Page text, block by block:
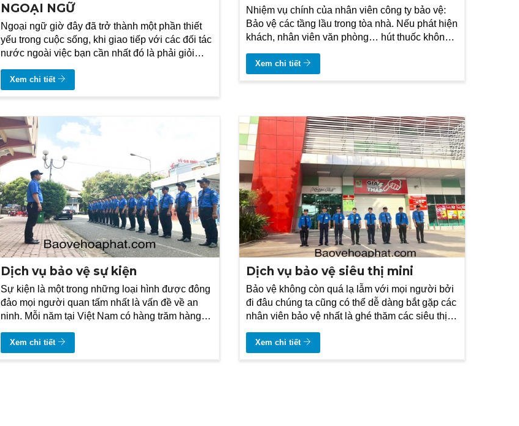
NGOẠI NGỮ
Ngoại ngữ giờ đây đã trở thành một phần thiết
yếu trong cuộc sống, khi giao tiếp với các đối tác
nước ngoài việc bạn cần nhất đó là phải giỏi
đối tác tác
Xem chi tiết
Nhiệm vụ chính của nhân viên công ty bảo vệ:
Bảo vệ các tầng lầu trong tòa nhà. Nếu phát hiện
khách, nhân viên văn phòng… hút thuốc không
Xem chi tiết
Dịch vụ bảo vệ sự kiện
Sự kiện là một trong những loại hình được đông
đảo mọi người quan tấm nhất là vấn đề về an
ninh. Mỗi năm tại Việt Nam có hàng trăm hàng
Xem chi tiết
Dịch vụ bảo vệ siêu thị mini
Bảo vệ không còn quá lạ lẫm với mọi người bởi
đi đâu chúng ta cũng có thể dễ dàng bắt gặp các
nhân viên bảo vệ nhất là ghé thăm các siêu thị
Xem chi tiết